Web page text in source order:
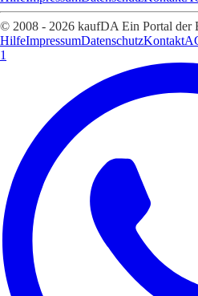
© 2008 - 2026 kaufDA Ein Portal der
HilfeImpressumDatenschutzKontakt
1